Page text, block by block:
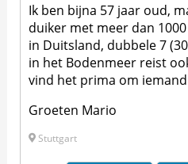
Ik ben bijna 57 jaar oud,
duiker met meer dan
in Duitsland, dubbele 7
in het Bodenmeer reist
vind het prima om
Groeten Mario
Stuttgart